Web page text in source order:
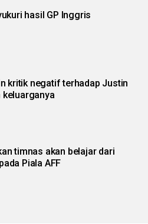
hasil GP Inggris
kritik negatif terhadap Justin
keluarganya
timnas akan belajar dari
Piala AFF